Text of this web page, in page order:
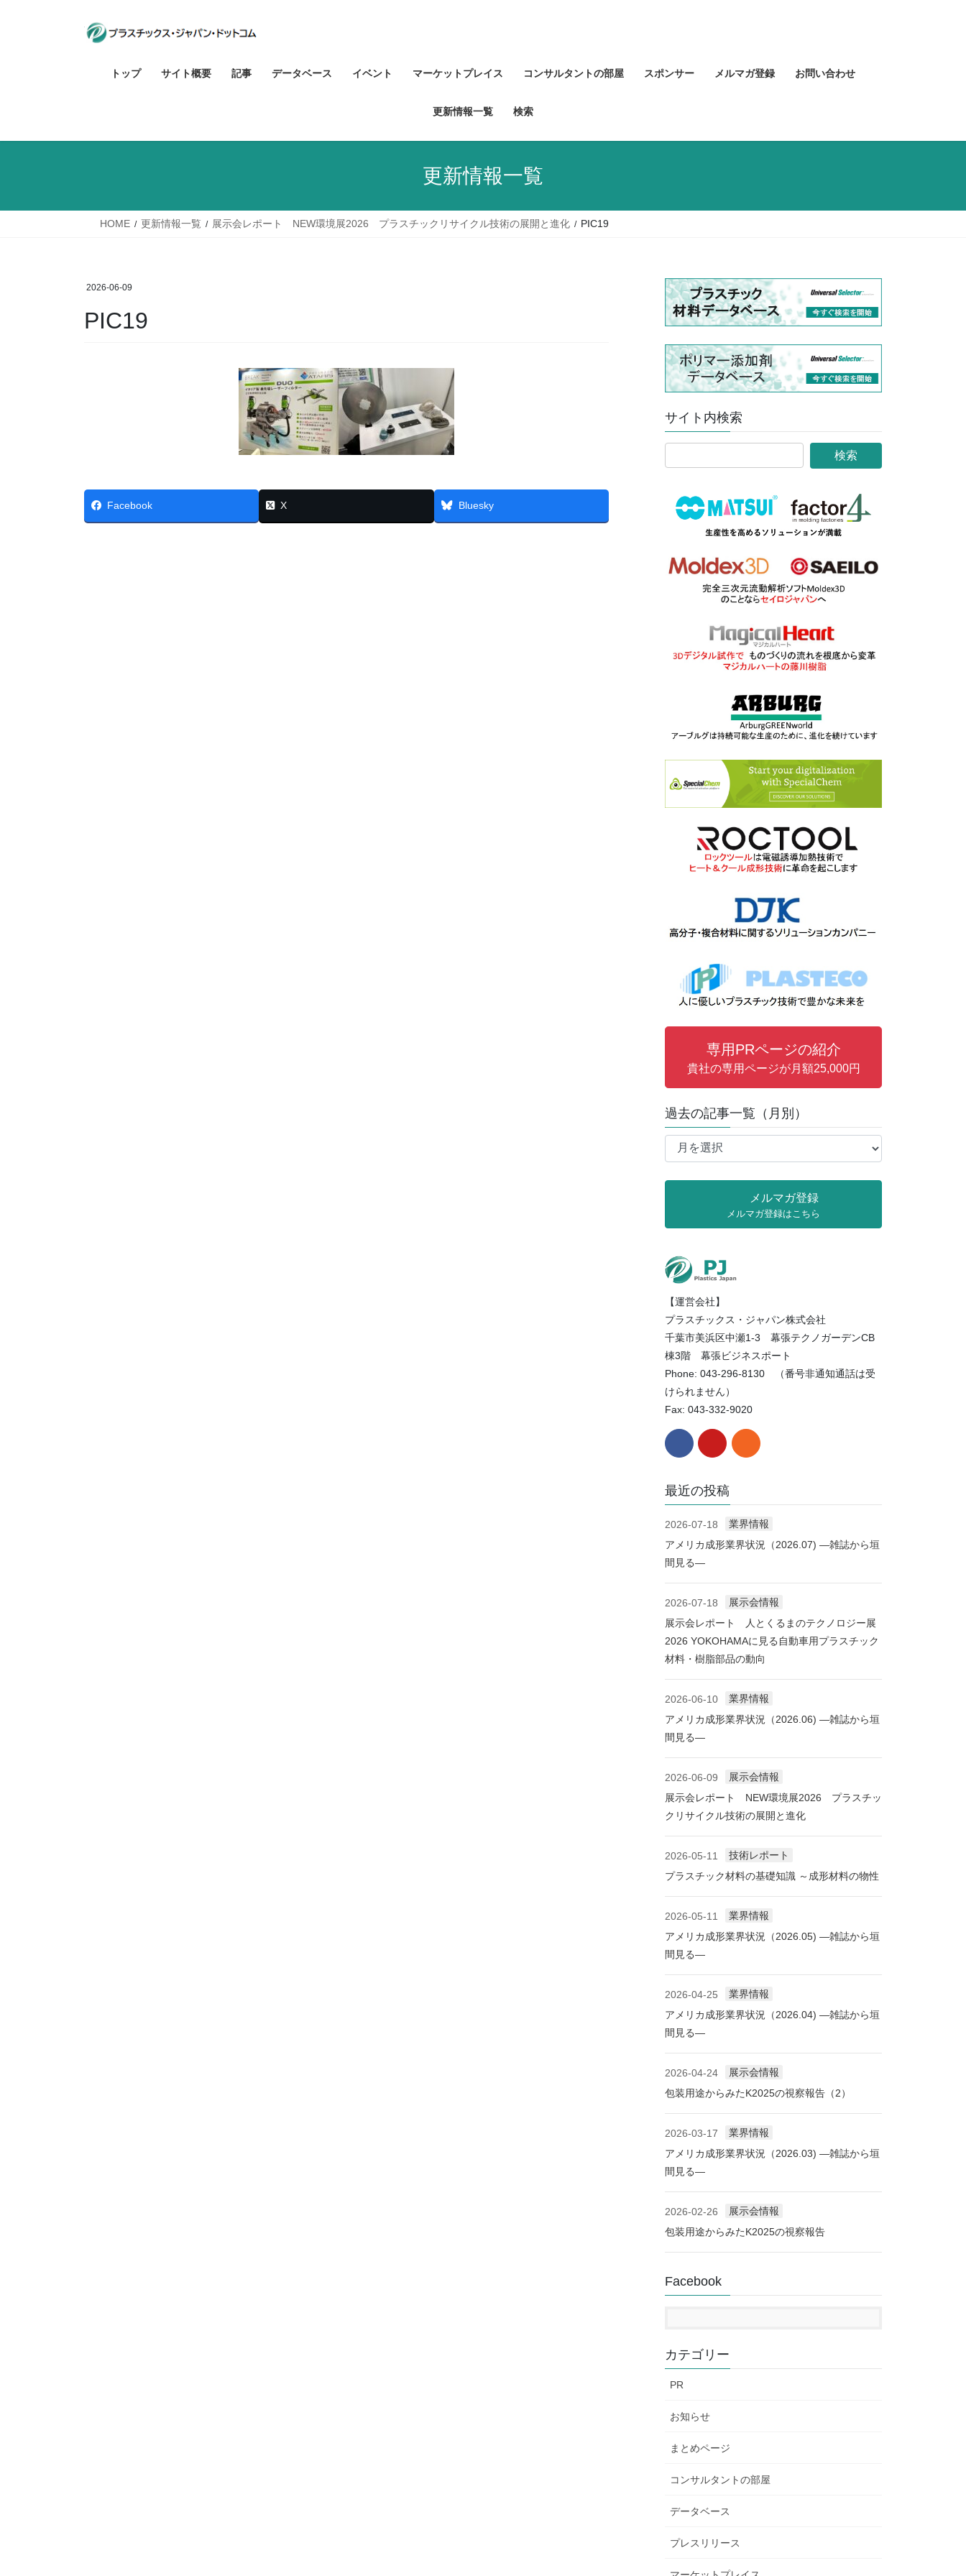
トップ サイト概要 記事 データベース イベント マーケットプレイス コンサルタントの部屋 スポンサー メルマガ登録 お問い合わせ
更新情報一覧 検索
更新情報一覧
HOME 更新情報一覧 展示会レポート NEW環境展2026 プラスチックリサイクル技術の展開と進化 PIC19
2026-06-09
PIC19
Facebook X Bluesky
サイト内検索
専用PRページの紹介
貴社の専用ページが月額25,000円
過去の記事一覧（月別）
過
（月
別）
メルマガ登録
メルマガ登録はこちら
【運営会社】
プラスチックス・ジャパン株式会社
千葉市美浜区中瀬1-3 幕張テクノガーデンCB
棟3階 幕張ビジネスポート
Phone: 043-296-8130 （番号非通知通話は受
けられません）
Fax: 043-332-9020
最近の投稿
2026-07-18
業界情報
アメリカ成形業界状況（2026.07) ―雑誌から垣
間見る―
2026-07-18
展示会情報
展示会レポート 人とくるまのテクノロジー展
2026 YOKOHAMAに見る自動車用プラスチック
材料・樹脂部品の動向
2026-06-10
業界情報
アメリカ成形業界状況（2026.06) ―雑誌から垣
間見る―
2026-06-09
展示会情報
展示会レポート NEW環境展2026 プラスチッ
クリサイクル技術の展開と進化
2026-05-11
技術レポート
プラスチック材料の基礎知識 ～成形材料の物性
2026-05-11
業界情報
アメリカ成形業界状況（2026.05) ―雑誌から垣
間見る―
2026-04-25
業界情報
アメリカ成形業界状況（2026.04) ―雑誌から垣
間見る―
2026-04-24
展示会情報
包装用途からみたK2025の視察報告（2）
2026-03-17
業界情報
アメリカ成形業界状況（2026.03) ―雑誌から垣
間見る―
2026-02-26
展示会情報
包装用途からみたK2025の視察報告
Facebook
カテゴリー
PR
お知らせ
まとめページ
コンサルタントの部屋
データベース
プレスリリース